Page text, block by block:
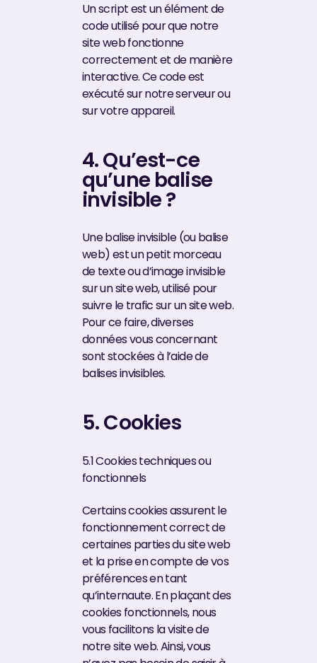
Un script est un élément de
code utilisé pour que notre
site web fonctionne
correctement et de manière
interactive. Ce code est
exécuté sur notre serveur ou
sur votre appareil.
4. Qu’est-ce
qu’une balise
invisible ?
Une balise invisible (ou balise
web) est un petit morceau
de texte ou d’image invisible
sur un site web, utilisé pour
suivre le trafic sur un site web.
Pour ce faire, diverses
données vous concernant
sont stockées à l’aide de
balises invisibles.
5. Cookies
5.1 Cookies techniques ou
fonctionnels
Certains cookies assurent le
fonctionnement correct de
certaines parties du site web
et la prise en compte de vos
préférences en tant
qu’internaute. En plaçant des
cookies fonctionnels, nous
vous facilitons la visite de
notre site web. Ainsi, vous